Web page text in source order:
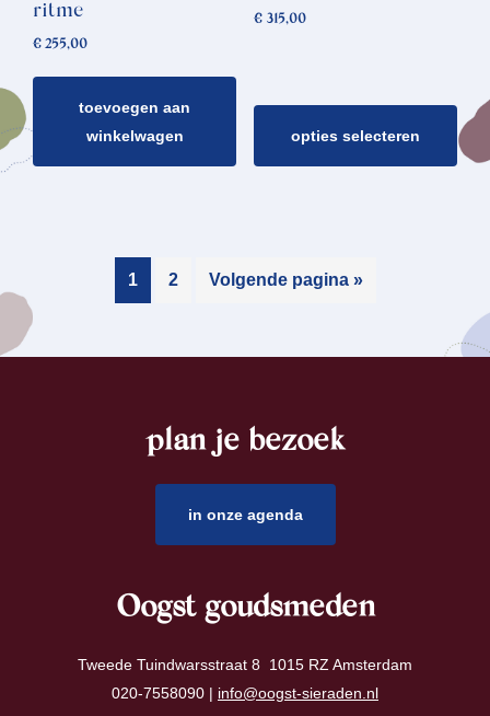
ritme
€ 255,00
toevoegen aan
winkelwagen
€315,00
opties selecteren
worden
1 2 Volgende pagina »
plan je bezoek
in onze agenda
Oogst goudsmeden
Tweede Tuindwarsstraat 8 1015 RZ Amsterdam
020-7558090 | info@oogst-sieraden.nl